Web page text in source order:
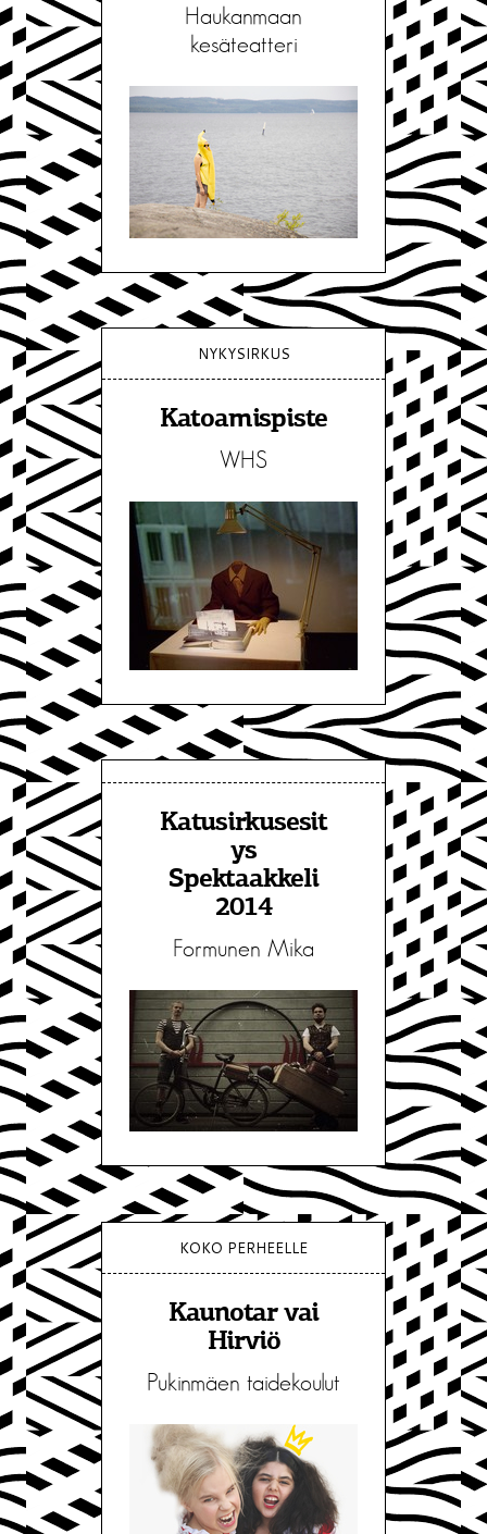
Haukanmaan
kesäteatteri
NYKYSIRKUS
Katoamispiste
WHS
Katusirkusesit
ys
Spektaakkeli
2014
Formunen Mika
KOKO PERHEELLE
Kaunotar vai
Hirviö
Pukinmäen taidekoulut